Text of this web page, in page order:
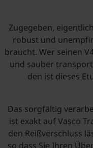
Zugegeben,
robust und
braucht. Wer seinen
und sauber
den ist dieses
Das sorgfältig
ist exakt auf Vasco
den Reißverschluss
so dass Sie Ihren